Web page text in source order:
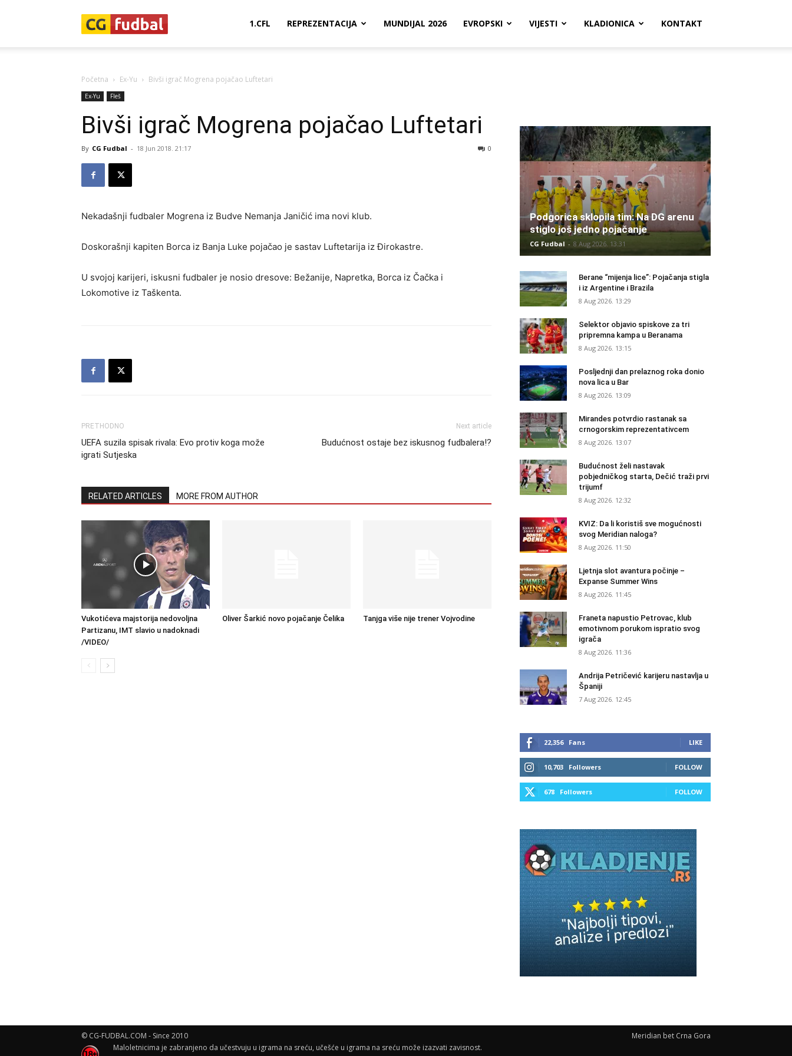
1.CFL REPREZENTACIJA MUNDIJAL 2026 EVROPSKI VIJESTI KLADIONICA KONTAKT
Početna Ex-Yu Bivši igrač Mogrena pojačao Luftetari
Ex-Yu Fleš
Bivši igrač Mogrena pojačao Luftetari
By CG Fudbal - 18 Jun 2018. 21:17 0
Nekadašnji fudbaler Mogrena iz Budve Nemanja Janičić ima novi klub.
Doskorašnji kapiten Borca iz Banja Luke pojačao je sastav Luftetarija iz Đirokastre.
U svojoj karijeri, iskusni fudbaler je nosio dresove: Bežanije, Napretka, Borca iz Čačka i
Lokomotive iz Taškenta.
PRETHODNO
UEFA suzila spisak rivala: Evo protiv koga može
igrati Sutjeska
Next article
Budućnost ostaje bez iskusnog fudbalera!?
RELATED ARTICLES MORE FROM AUTHOR
Vukotićeva majstorija nedovoljna
Partizanu, IMT slavio u nadoknadi
/VIDEO/
Oliver Šarkić novo pojačanje Čelika Tanjga više nije trener Vojvodine
Podgorica sklopila tim: Na DG arenu
stiglo još jedno pojačanje
CG Fudbal - 8 Aug 2026. 13:31
Berane “mijenja lice”: Pojačanja stigla
i iz Argentine i Brazila
8 Aug 2026. 13:29
Selektor objavio spiskove za tri
pripremna kampa u Beranama
8 Aug 2026. 13:15
Posljednji dan prelaznog roka donio
nova lica u Bar
8 Aug 2026. 13:09
Mirandes potvrdio rastanak sa
crnogorskim reprezentativcem
8 Aug 2026. 13:07
Budućnost želi nastavak
pobjedničkog starta, Dečić traži prvi
trijumf
8 Aug 2026. 12:32
KVIZ: Da li koristiš sve mogućnosti
svog Meridian naloga?
8 Aug 2026. 11:50
Ljetnja slot avantura počinje –
Expanse Summer Wins
8 Aug 2026. 11:45
Franeta napustio Petrovac, klub
emotivnom porukom ispratio svog
igrača
8 Aug 2026. 11:36
Andrija Petričević karijeru nastavlja u
Španiji
7 Aug 2026. 12:45
22,356 Fans LIKE
10,703 Followers FOLLOW
678 Followers FOLLOW
Meridian bet Crna Gora
© CG-FUDBAL.COM - Since 2010
Maloletnicima je zabranjeno da učestvuju u igrama na sreću, učešće u igrama na sreću može izazvati zavisnost.